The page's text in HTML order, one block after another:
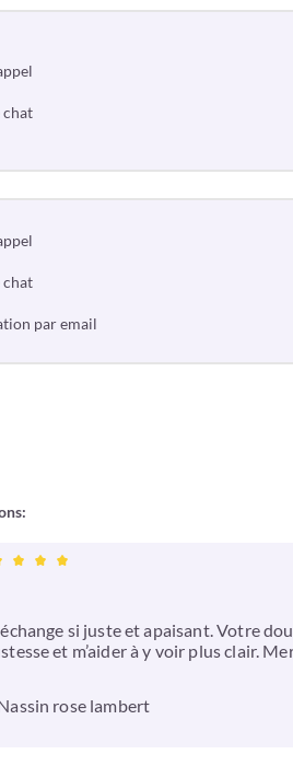
chat
chat
par email
si juste et apaisant. Votre
et m’aider à y voir plus clair.
rose lambert